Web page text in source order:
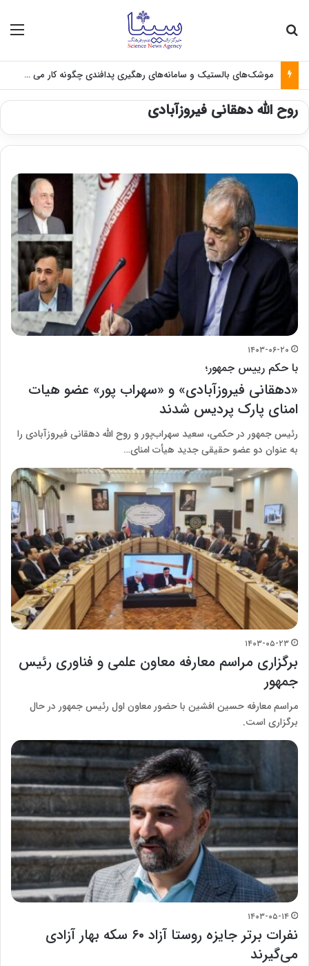
موشک‌های بالستیک و سامانه‌های رهگیری پدافندی چگونه کار می کنند؟
روح الله دهقانی فیروزآبادی
۱۴۰۳-۰۶-۲۰
با حکم رییس جمهور؛
«دهقانی فیروزآبادی» و «سهراب پور» عضو هیات
امنای پارک پردیس شدند
رئیس جمهور در حکمی، سعید سهراب‌پور و روح الله دهقانی فیروزآبادی را
به عنوان دو عضو حقیقی جدید هیأت امنای…
۱۴۰۳-۰۵-۲۳
برگزاری مراسم معارفه معاون علمی و فناوری رئیس
جمهور
مراسم معارفه حسین افشین با حضور معاون اول رئیس جمهور در حال
برگزاری است.
۱۴۰۳-۰۵-۱۴
نفرات برتر جایزه روستا آزاد ۶۰ سکه بهار آزادی
می‌گیرند